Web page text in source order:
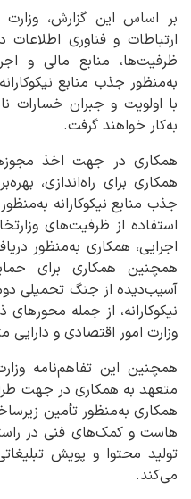
بر اساس این گزارش، وزارت
ارتباطات و فناوری اطلاعات
ظرفیت‌ها، منابع مالی و
به‌منظور جذب منابع
با اولویت و جبران
به‌کار خواهند گرفت.
همکاری در جهت اخذ
همکاری برای راه‌اندازی،
جذب منابع نیکوکارانه
استفاده از ظرفیت‌های
اجرایی، همکاری به‌منظور
همچنین همکاری برای
آسیب‌دیده از جنگ تحمیلی
نیکوکارانه، از جمله
وزارت امور اقتصادی و
همچنین این تفاهم‌نامه
متعهد به همکاری در جهت
همکاری به‌منظور تأمین
هاست و کمک‌های فنی در
تولید محتوا و پویش
می‌کند.